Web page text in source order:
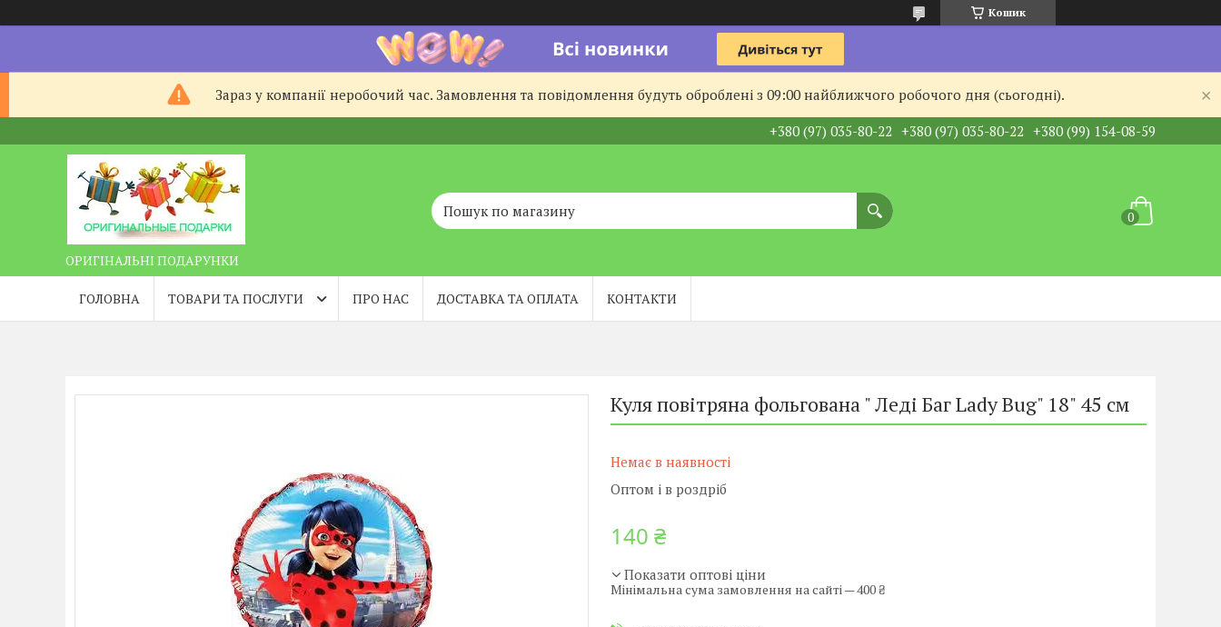
Кошик
Зараз у компанії неробочий час. Замовлення та повідомлення будуть оброблені з 09:00 найближчого робочого дня (сьогодні).
+380 (97) 035-80-22 +380 (97) 035-80-22 +380 (99) 154-08-59
ОРИГІНАЛЬНІ ПОДАРУНКИ
ГОЛОВНА ТОВАРИ ТА ПОСЛУГИ ПРО НАС ДОСТАВКА ТА ОПЛАТА КОНТАКТИ
Куля повітряна фольгована " Леді Баг Lady Bug" 18" 45 см
Немає в наявності
Оптом і в роздріб
140 ₴
Показати оптові ціни
Мінімальна сума замовлення на сайті — 400 ₴